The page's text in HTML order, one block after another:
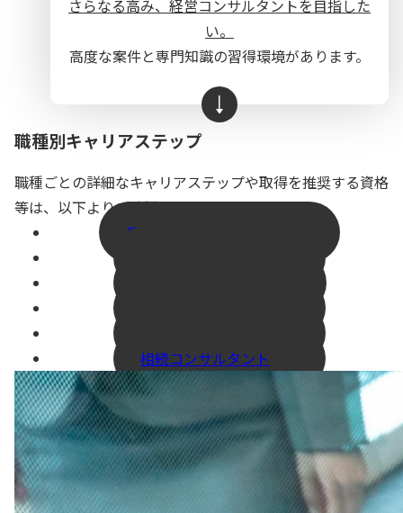
さらなる高み、経営コンサルタントを目指した
い。
高度な案件と専門知識の習得環境があります。
職種別キャリアステップ
職種ごとの詳細なキャリアステップや取得を推奨する資格
等は、以下よりご確認いただけます。
事業承継コンサルタント
金融コンサルタント
M&Aコンサルタント
財務コンサルタント
労務コンサルタント
相続コンサルタント